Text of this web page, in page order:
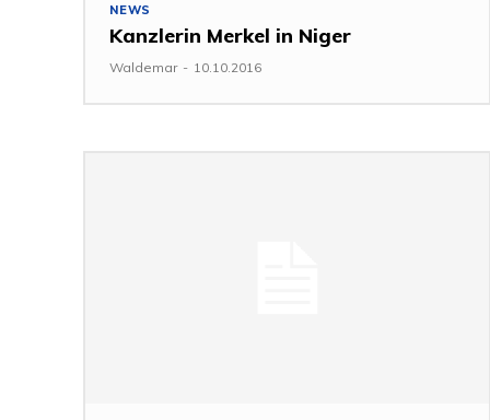
NEWS
Kanzlerin Merkel in Niger
Waldemar - 10.10.2016